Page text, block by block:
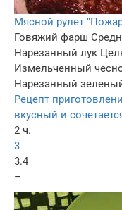
Мясной рулет
Говяжий фарш
Нарезанный лук
Измельченный
Нарезанный
Рецепт
вкусный и
2 ч.
3
3.4
–